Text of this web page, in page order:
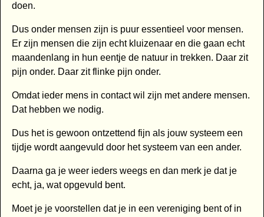
doen.
Dus onder mensen zijn is puur essentieel voor mensen.
Er zijn mensen die zijn echt kluizenaar en die gaan echt
maandenlang in hun eentje de natuur in trekken. Daar zit
pijn onder. Daar zit flinke pijn onder.
Omdat ieder mens in contact wil zijn met andere mensen.
Dat hebben we nodig.
Dus het is gewoon ontzettend fijn als jouw systeem een
tijdje wordt aangevuld door het systeem van een ander.
Daarna ga je weer ieders weegs en dan merk je dat je
echt, ja, wat opgevuld bent.
Moet je je voorstellen dat je in een vereniging bent of in